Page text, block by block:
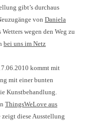
gibt’s durchaus
von Daniela
Wetters wegen den Weg zu
bei uns im Netz
kommt mit
mit einer bunten
Kunstbehandlung.
ThingsWeLove aus
diese Ausstellung